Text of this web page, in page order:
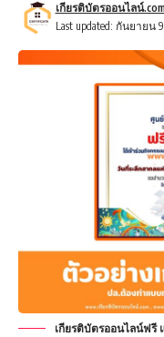
Last updated: กันยายน
เกียรติบัตรออนไลน์
เกียรติบัตรออนไลน์ฟรี